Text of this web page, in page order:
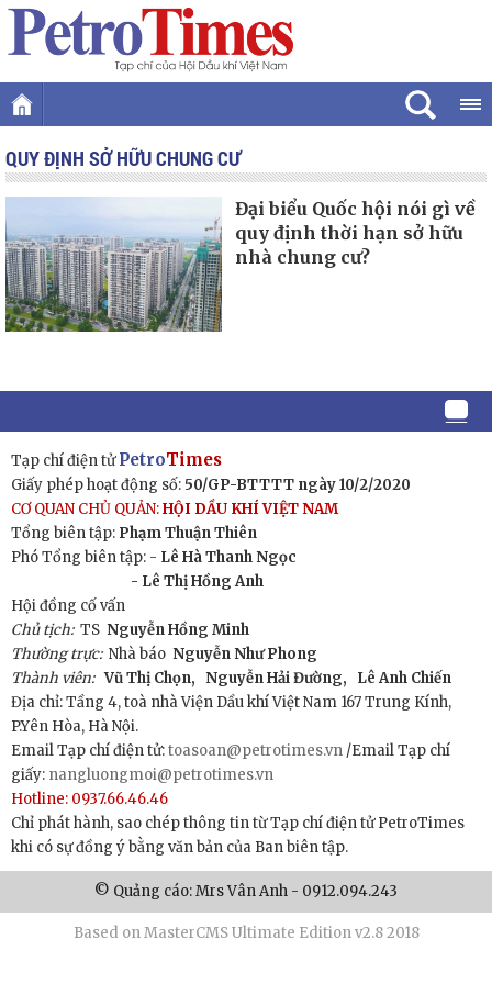
QUY ĐỊNH SỞ HỮU CHUNG CƯ
Đại biểu Quốc hội nói gì về
quy định thời hạn sở hữu
nhà chung cư?
Tạp chí điện tửPetroTimes
Giấy phép hoạt động số: 50/GP-BTTTT ngày 10/2/2020
CƠ QUAN CHỦ QUẢN:HỘI DẦU KHÍ VIỆT NAM
Tổng biên tập: Phạm Thuận Thiên
Phó Tổng biên tập: - Lê Hà Thanh Ngọc
- Lê Thị Hồng Anh
Hội đồng cố vấn
Chủ tịch:TS Nguyễn Hồng Minh
Thường trực: Nhà báo Nguyễn Như Phong
Thành viên: Vũ Thị Chọn, Nguyễn Hải Đường,
Lê Anh Chiến
Địa chỉ: Tầng 4, toà nhà Viện Dầu khí Việt Nam 167 Trung Kính,
P.Yên Hòa, Hà Nội.
Email Tạp chí điện tử:toasoan@petrotimes.vn /Email Tạp chí
giấy: nangluongmoi@petrotimes.vn
Hotline: 0937.66.46.46
Chỉ phát hành, sao chép thông tin từ Tạp chí điện tử PetroTimes
khi có sự đồng ý bằng văn bản của Ban biên tập.
© Quảng cáo: Mrs Vân Anh - 0912.094.243
Based on MasterCMS Ultimate Edition v2.8 2018